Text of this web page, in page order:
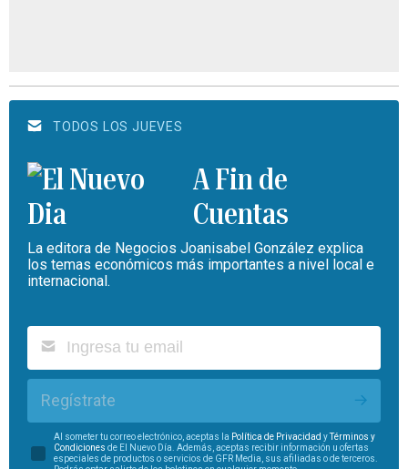
TODOS LOS JUEVES
A Fin de
Cuentas
La editora de Negocios Joanisabel González explica
los temas económicos más importantes a nivel local e
internacional.
Regístrate
Al someter tu correo electrónico, aceptas la Política de Privacidad yTérminos y
Condiciones de El Nuevo Día. Además, aceptas recibir información u ofertas
especiales de productos o servicios de GFR Media, sus afiliadas o de terceros.